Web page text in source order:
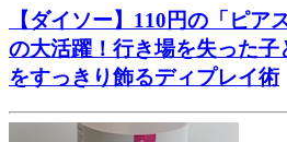
【ダイソー】110円の「ピア
の大活躍！行き場を失った子
をすっきり飾るディプレイ術